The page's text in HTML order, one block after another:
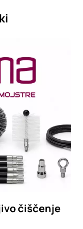
čiščenje